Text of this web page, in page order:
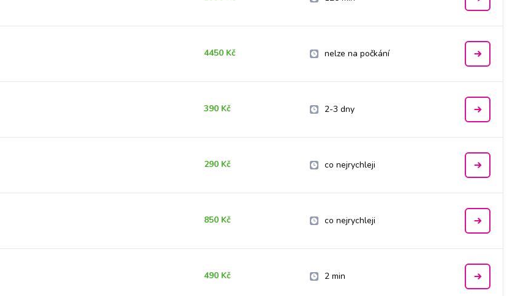
4450 Kč nelze na počkání
390 Kč 2-3 dny
290 Kč co nejrychleji
850 Kč co nejrychleji
490 Kč 2 min